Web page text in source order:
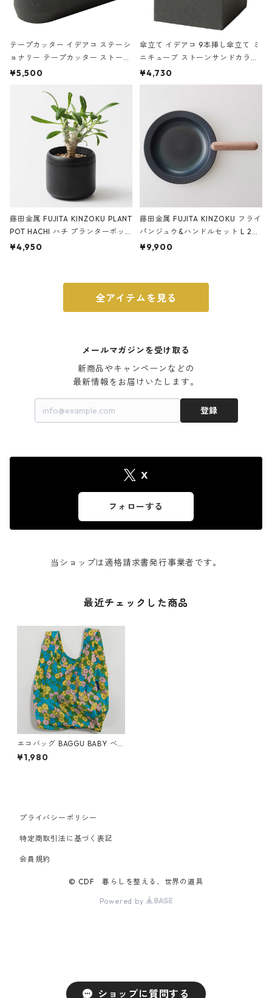
ショップに質問する
テープカッター イデアコ ステーシ
ョナリー テープカッター ストーン
サンドカラー 石調 ideaco Station
¥5,500
傘立て イデアコ 9本挿し傘立て ミ
ニキューブ ストーンサンドカラー
石調 ideaco Umbrella Stand CUB
E ストーンサンドブラック
¥4,730
藤田金属 FUJITA KINZOKU PLANT
POT HACHI ハチ プランターポッ
ト 3号 ブラック
¥4,950
藤田金属 FUJITA KINZOKU フライ
パンジュウ&ハンドルセット L 24c
m ガス火・IH対応 鉄フライパン
¥9,900
全アイテムを見る
メールマガジンを受け取る
新商品やキャンペーンなどの
最新情報をお届けいたします。
登録
X
フォローする
当ショップは適格請求書発行事業者です。
最近チェックした商品
エコバッグ BAGGU BABY ベ
ビーバグゥ バグー 100%リサ
イクル フラワーベッド
¥1,980
プライバシーポリシー
特定商取引法に基づく表記
会員規約
© CDF 暮らしを整える、世界の道具
Powered by